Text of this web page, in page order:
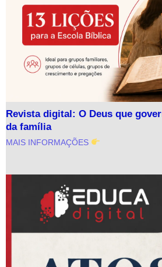
Revista digital: O Deus que
da família
MAIS INFORMAÇÕES